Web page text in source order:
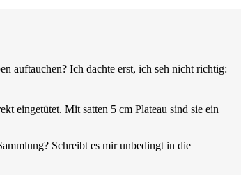
auftauchen? Ich dachte erst, ich seh nicht richtig:
eingetütet. Mit satten 5 cm Plateau sind sie ein
Schreibt es mir unbedingt in die